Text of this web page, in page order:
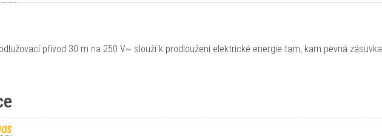
přívod 30 m na 250 V~ slouží k prodloužení elektrické energie tam, kam pevná zásuvka